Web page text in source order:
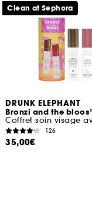
DRUNK ELEPHANT
Bronzi and the
126
35,00€
Clean at Sephora